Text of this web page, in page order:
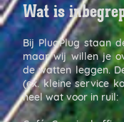
Wat is
Bij PlugPlug staan
maar wij willen je
de watten leggen.
(ex.kleineservice
heel wat voor in ruil: